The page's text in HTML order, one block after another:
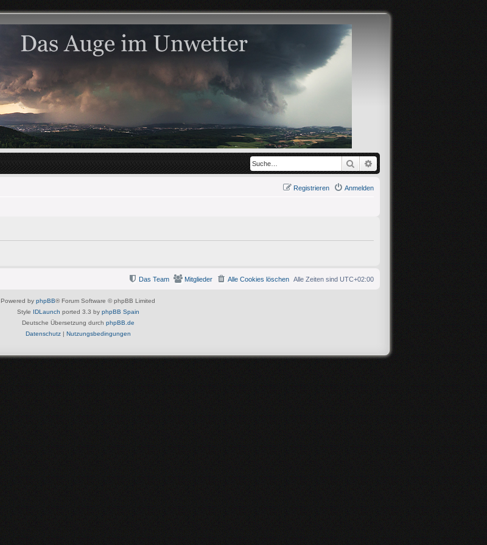
Suche
Anmelden
Registrieren
Alle Zeiten sind UTC+02:00
Alle Cookies löschen
Mitglieder
Das Team
Powered by phpBB® Forum Software © phpBB Limited
Style IDLaunch ported 3.3 by phpBB Spain
Deutsche Übersetzung durch phpBB.de
Datenschutz| Nutzungsbedingungen